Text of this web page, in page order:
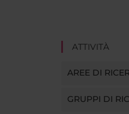
ATTIVITÀ
AREE DI
GRUPPI DI